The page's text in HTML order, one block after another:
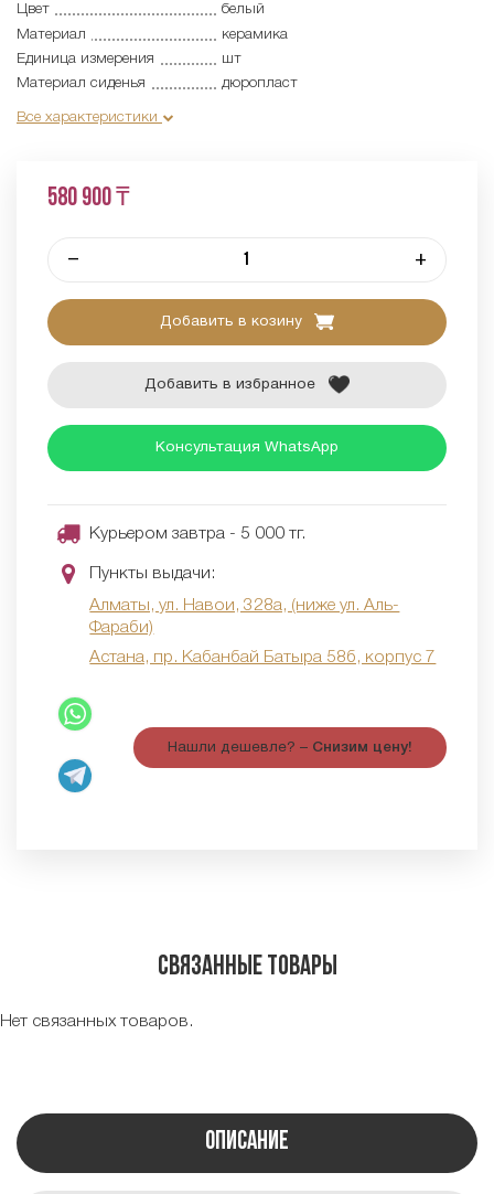
Цвет
белый
Материал
керамика
Единица измерения
шт
Материал сиденья
дюропласт
Все характеристики
580 900 ₸
– +
Добавить в козину
Добавить в избранное
Консультация WhatsApp
Курьером завтра - 5 000 тг.
Пункты выдачи:
Алматы, ул. Навои, 328а, (ниже ул. Аль-
Фараби)
Астана, пр. Кабанбай Батыра 58б, корпус 7
Нашли дешевле? – Снизим цену!
Связанные товары
Нет связанных товаров.
Описание